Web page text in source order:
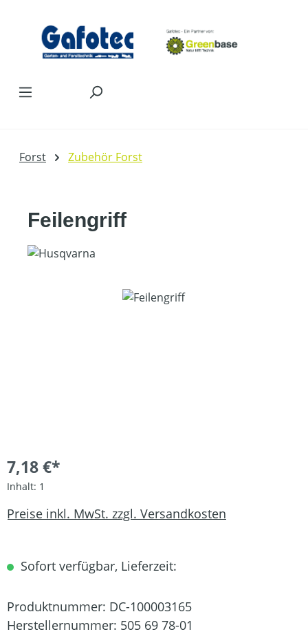
Forst Zubehör Forst
Feilengriff
Bildergalerie überspringen
7,18 €*
Inhalt: 1
Preise inkl. MwSt. zzgl. Versandkosten
Sofort verfügbar, Lieferzeit:
Produktnummer: DC-100003165
Herstellernummer: 505 69 78-01